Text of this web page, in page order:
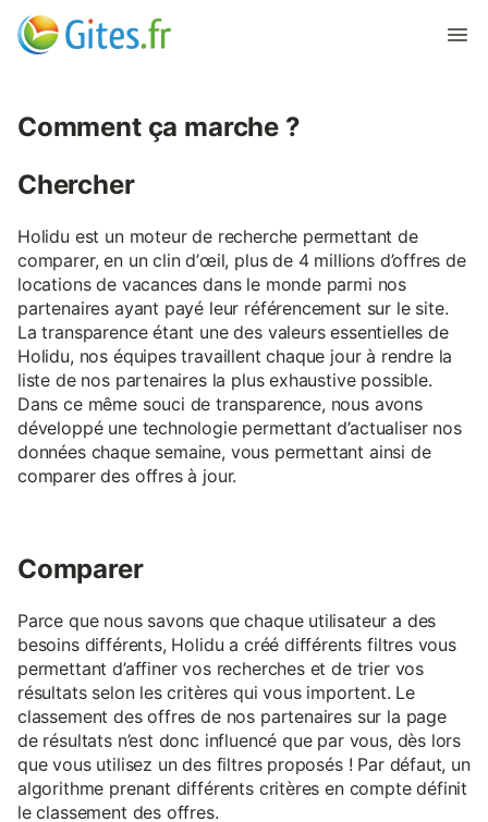
Comment ça marche ?
Chercher
Holidu est un moteur de recherche permettant de
comparer, en un clin d’œil, plus de 4 millions d’offres de
locations de vacances dans le monde parmi nos
partenaires ayant payé leur référencement sur le site.
La transparence étant une des valeurs essentielles de
Holidu, nos équipes travaillent chaque jour à rendre la
liste de nos partenaires la plus exhaustive possible.
Dans ce même souci de transparence, nous avons
développé une technologie permettant d’actualiser nos
données chaque semaine, vous permettant ainsi de
comparer des offres à jour.
Comparer
Parce que nous savons que chaque utilisateur a des
besoins différents, Holidu a créé différents filtres vous
permettant d’affiner vos recherches et de trier vos
résultats selon les critères qui vous importent. Le
classement des offres de nos partenaires sur la page
de résultats n’est donc influencé que par vous, dès lors
que vous utilisez un des filtres proposés ! Par défaut, un
algorithme prenant différents critères en compte définit
le classement des offres.